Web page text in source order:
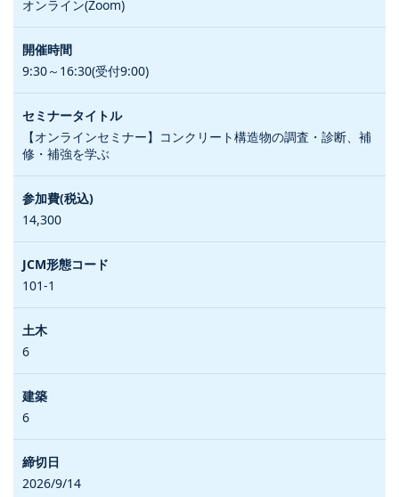
オンライン(Zoom)
9:30～16:30(受付9:00)
【オンラインセミナー】コンクリート構造物の調査・診断、補
修・補強を学ぶ
14,300
101-1
6
6
2026/9/14